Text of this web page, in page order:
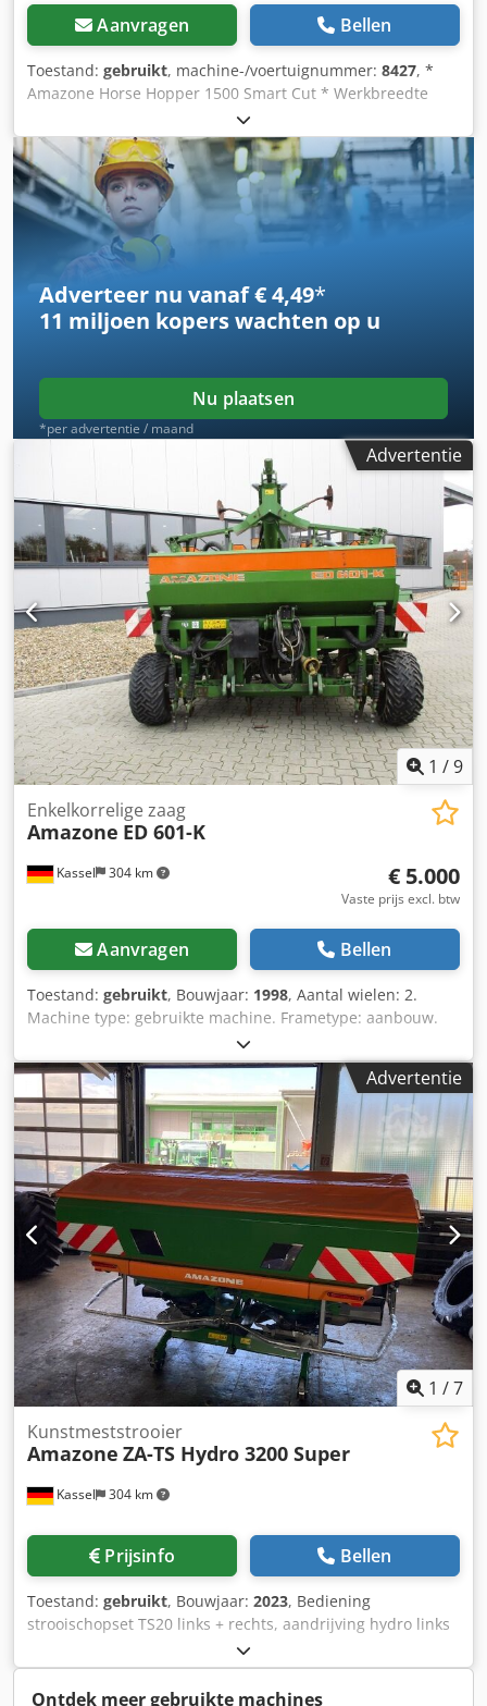
Aanvragen Bellen
Toestand: gebruikt, machine-/voertuignummer: 8427, *
Amazone Horse Hopper 1500 Smart Cut * Werkbreedte
1,50 m * 1.500 l opvangbak inhoud * Tractor 3-punts
ophanging * H60 vleugelmessen * Steunwielen * Mulch-
inrichting * Aandrijfas met vrijloop * Opvangbak met
hydraulische bodemlediging * Rotatiesnelheid 2.650 tpm *
Vulstandindicator -----Interne voertuignummer: 8427
WhatsApp-support beschikbaar! Cjdsrhy H Ropfx Ahaoha
Bij vragen over het voertuig of voor meer informatie kunt u
Whatsapp ----Fouten & tussentijdse verkoop
voorbehouden.
Adverteer nu vanaf € 4,49*
11 miljoen koperswachten op u
Nu plaatsen
*per advertentie / maand
Advertentie
1 /9
Kassel 304 km
Enkelkorrelige zaag
Amazone ED 601-K
€ 5.000
Vaste prijs excl. btw
Aanvragen Bellen
Toestand: gebruikt, Bouwjaar: 1998, Aantal wielen: 2.
Machine type: gebruikte machine. Frametype: aanbouw.
Bemestingsinrichting / mestschroef. Chsdpsr Ncfqefx
Ahaja
Advertentie
1 /7
Kassel 304 km
Kunstmeststrooier
Amazone ZA-TS Hydro 3200 Super
Prijsinfo Bellen
Toestand: gebruikt, Bouwjaar: 2023, Bediening
strooischopset TS20 links + rechts, aandrijving hydro links
+ rechts met Auto TS / en FlowControl hoofdschijf links +
rechts met AutoTS, buisbeschermbeugel, rol- en
parkeerinrichting draaibaar, werkverlichting,
Ontdek meer gebruikte machines